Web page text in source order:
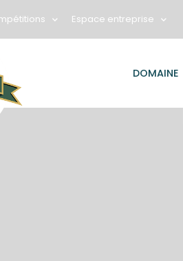
Espace entreprise
DOMAINE